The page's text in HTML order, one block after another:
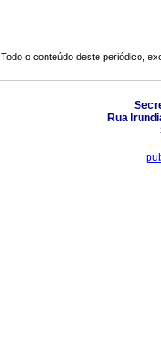
Todo o conteúdo deste periódico,
Rua